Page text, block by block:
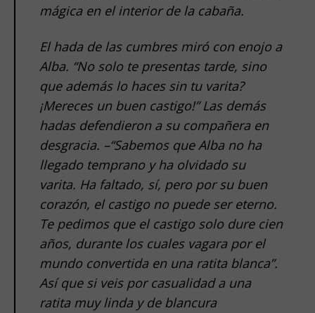
mágica en el interior de la cabaña.
El hada de las cumbres miró con enojo a
Alba. “No solo te presentas tarde, sino
que además lo haces sin tu varita?
¡Mereces un buen castigo!” Las demás
hadas defendieron a su compañera en
desgracia. –“Sabemos que Alba no ha
llegado temprano y ha olvidado su
varita. Ha faltado, sí, pero por su buen
corazón, el castigo no puede ser eterno.
Te pedimos que el castigo solo dure cien
años, durante los cuales vagara por el
mundo convertida en una ratita blanca”.
Así que si veis por casualidad a una
ratita muy linda y de blancura